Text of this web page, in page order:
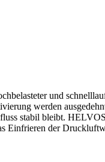
und
werden
stabil bleibt.
der